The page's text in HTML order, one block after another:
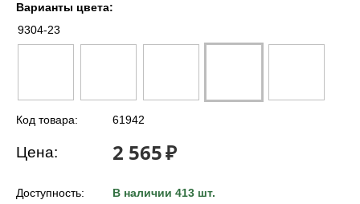
Варианты цвета:
9304-23
Код товара: 61942
Цена: 2 565₽
Доступность:
В наличии 413 шт.